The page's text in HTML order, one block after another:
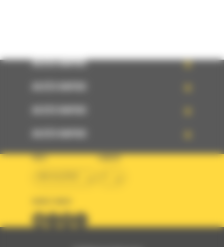
ACCÈS RAPIDE
PAYS LANGUE